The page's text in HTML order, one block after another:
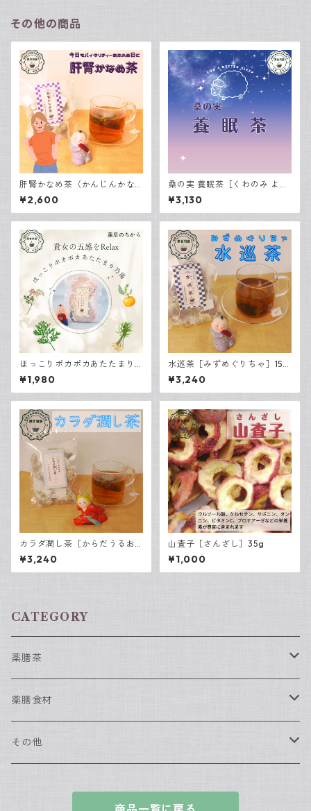
その他の商品
肝腎かなめ茶（かんじんかな
めちゃ） 7包入
¥2,600
桑の実 養眠茶［くわのみ よう
みんちゃ］7包入
¥3,130
ほっこりポカポカあたたまり
乃湯［3袋入り］
¥1,980
水巡茶［みずめぐりちゃ］15包
入
¥3,240
カラダ潤し茶［からだうるお
しちゃ］15包入
¥3,240
山査子［さんざし］35g
¥1,000
CATEGORY
薬膳茶
春におすすめの薬膳茶
夏におすすめの薬膳茶
薬膳食材
薬膳食材（単品）
その他